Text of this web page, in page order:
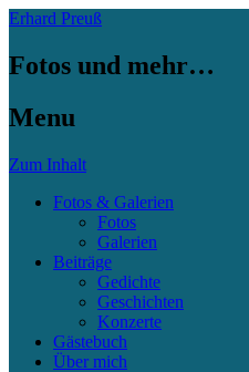
Erhard Preuß
Fotos und mehr…
Menu
Zum Inhalt
Fotos & Galerien
Fotos
Galerien
Beiträge
Gedichte
Geschichten
Konzerte
Gästebuch
Über mich